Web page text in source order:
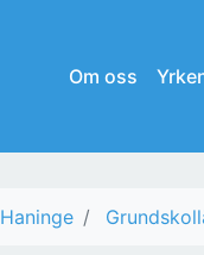
Om oss
Haninge